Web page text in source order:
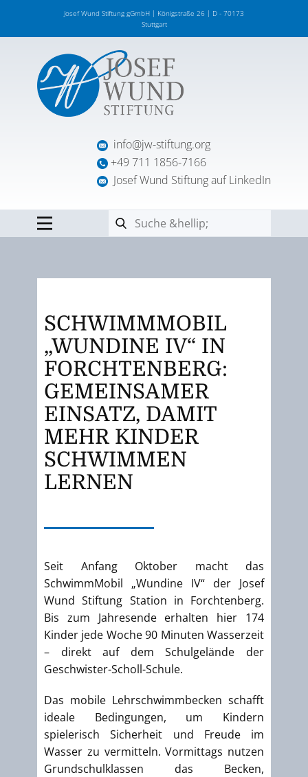
Josef Wund Stiftung gGmbH | Königstraße 26 | D - 70173
Stuttgart
info@jw-stiftung.org
+49 711 1856-7166
Josef Wund Stiftung auf LinkedIn
SCHWIMMMOBIL
„WUNDINE IV“ IN
FORCHTENBERG:
GEMEINSAMER
EINSATZ, DAMIT
MEHR KINDER
SCHWIMMEN
LERNEN
Seit Anfang Oktober macht das
SchwimmMobil „Wundine IV“ der Josef
Wund Stiftung Station in Forchtenberg.
Bis zum Jahresende erhalten hier 174
Kinder jede Woche 90 Minuten Wasserzeit
– direkt auf dem Schulgelände der
Geschwister-Scholl-Schule.
Das mobile Lehrschwimmbecken schafft
ideale Bedingungen, um Kindern
spielerisch Sicherheit und Freude im
Wasser zu vermitteln. Vormittags nutzen
Grundschulklassen das Becken,